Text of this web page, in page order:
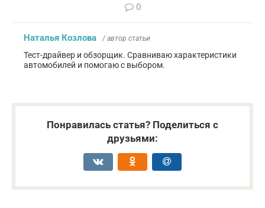
0
Наталья Козлова / автор статьи
Тест-драйвер и обзорщик. Сравниваю характеристики
автомобилей и помогаю с выбором.
Понравилась статья? Поделиться с
друзьями: